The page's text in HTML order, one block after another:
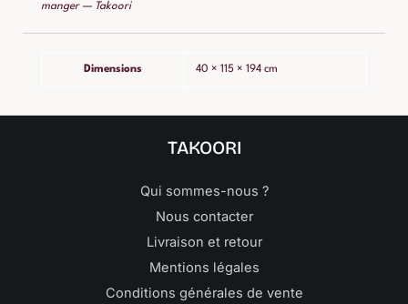
manger — Takoori
Dimensions 40 × 115 × 194 cm
TAKOORI
Qui sommes-nous ?
Nous contacter
Livraison et retour
Mentions légales
Conditions générales de vente